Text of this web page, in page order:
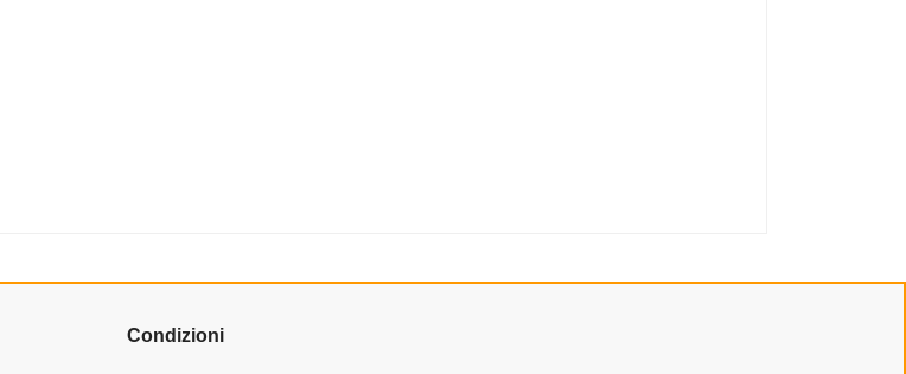
Condizioni